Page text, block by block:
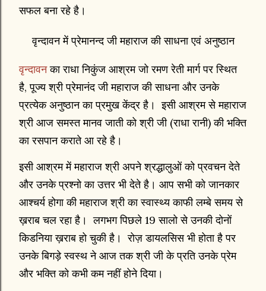
सफल बना रहे है।
वृन्दावन में प्रेमानन्द जी महाराज की साधना एवं अनुष्ठान
वृन्दावनका राधा निकुंज आश्रम जो रमण रेती मार्ग पर स्थित
है, पूज्य श्री प्रेमानंद जी महाराज की साधना और उनके
प्रत्येक अनुष्ठान का प्रमुख केंद्र है। इसी आश्रम से महाराज
श्री आज समस्त मानव जाती को श्री जी (राधा रानी) की भक्ति
का रसपान कराते आ रहे है।
इसी आश्रम में महाराज श्री अपने श्रद्धालुओं को प्रवचन देते
और उनके प्रश्नो का उत्तर भी देते है। आप सभी को जानकार
आश्चर्य होगा की महाराज श्री का स्वास्थ्य काफी लम्बे समय से
ख़राब चल रहा है। लगभग पिछले 19 सालो से उनकी दोनों
किडनिया ख़राब हो चुकी है। रोज़ डायलसिस भी होता है पर
उनके बिगड़े स्वस्थ ने आज तक श्री जी के प्रति उनके प्रेम
और भक्ति को कभी कम नहीं होने दिया।